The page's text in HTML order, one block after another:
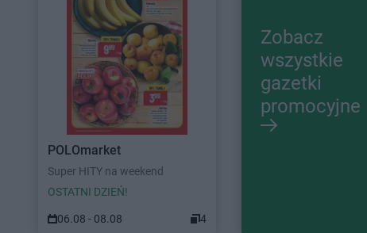
POLOmarket
Super HITY na weekend
OSTATNI DZIEŃ!
06.08 - 08.08 4
Zobacz
wszystkie
gazetki
promocyjne